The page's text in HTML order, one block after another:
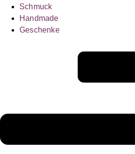
Schmuck
Handmade
Geschenke